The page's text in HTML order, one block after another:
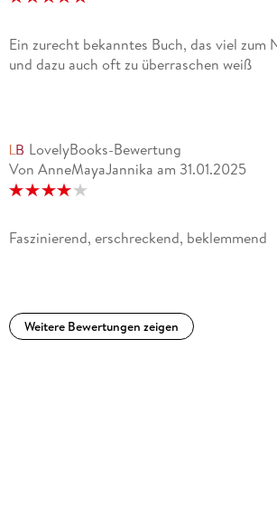
Ein zurecht bekanntes Buch, das viel zum
und dazu auch oft zu überraschen weiß
LovelyBooks-Bewertung
Von AnneMayaJannika am 31.01.2025
Faszinierend, erschreckend, beklemmend
Weitere Bewertungen zeigen